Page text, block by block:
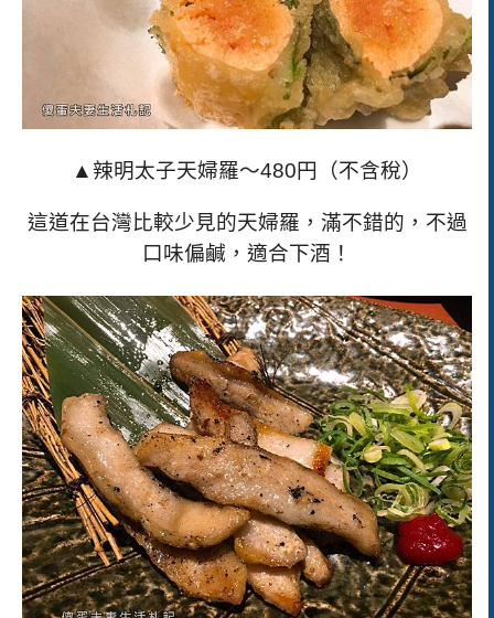
▲辣明太子天婦羅～480円（不含稅）
這道在台灣比較少見的天婦羅，滿不錯的，不過
口味偏鹹，適合下酒！